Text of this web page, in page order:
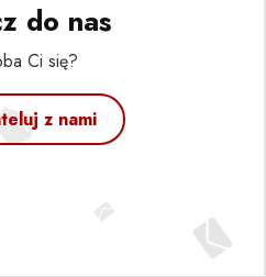
do nas
Ci się?
z nami